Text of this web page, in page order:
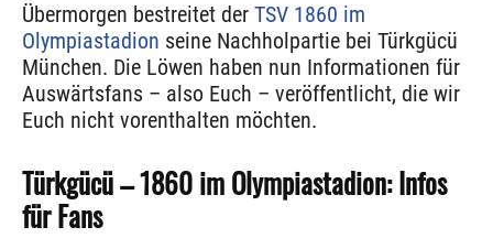
Übermorgen bestreitet der TSV 1860 im
Olympiastadion seine Nachholpartie bei Türkgücü
München. Die Löwen haben nun Informationen für
Auswärtsfans – also Euch – veröffentlicht, die wir
Euch nicht vorenthalten möchten.
Türkgücü – 1860 im Olympiastadion: Infos
für Fans